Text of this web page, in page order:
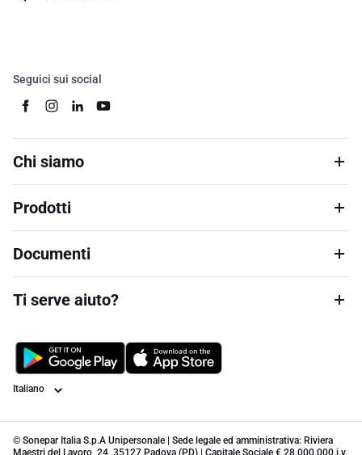
Seguici sui social
Chi siamo
Prodotti
Documenti
Ti serve aiuto?
Lingua
© Sonepar Italia S.p.A Unipersonale | Sede legale ed amministrativa: Riviera
Maestri del Lavoro, 24, 35127 Padova (PD) | Capitale Sociale € 28.000.000 i.v.